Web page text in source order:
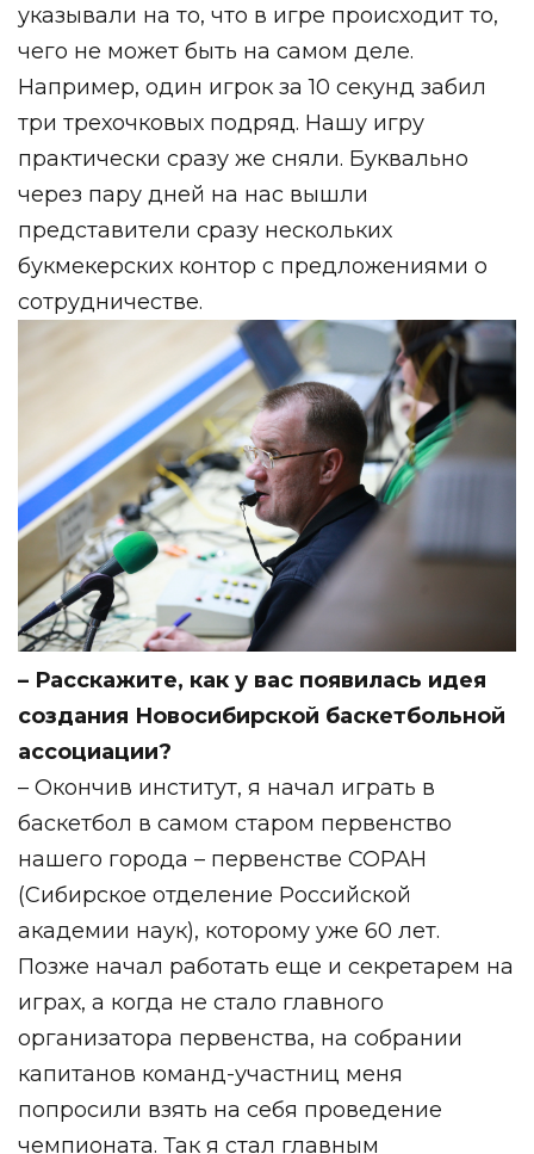
указывали на то, что в игре происходит то,
чего не может быть на самом деле.
Например, один игрок за 10 секунд забил
три трехочковых подряд. Нашу игру
практически сразу же сняли. Буквально
через пару дней на нас вышли
представители сразу нескольких
букмекерских контор с предложениями о
сотрудничестве.
– Расскажите, как у вас появилась идея
создания Новосибирской баскетбольной
ассоциации?
– Окончив институт, я начал играть в
баскетбол в самом старом первенство
нашего города – первенстве СОРАН
(Сибирское отделение Российской
академии наук), которому уже 60 лет.
Позже начал работать еще и секретарем на
играх, а когда не стало главного
организатора первенства, на собрании
капитанов команд-участниц меня
попросили взять на себя проведение
чемпионата. Так я стал главным